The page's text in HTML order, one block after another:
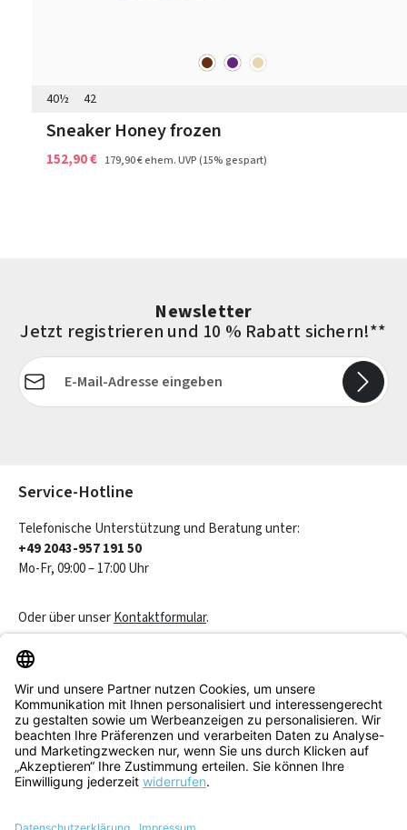
braunlila beige
40½ 42
Sneaker Honey frozen
152,90 € 179,90 €ehem. UVP(15% gespart)
Newsletter
Jetzt registrieren und 10 % Rabatt sichern!**
E-Mail-Adresse*
Service-Hotline
Telefonische Unterstützung und Beratung unter:
+49 2043-957 191 50
Mo-Fr, 09:00 – 17:00 Uhr
Oder über unserKontaktformular.
Service & Beratung
Informationen